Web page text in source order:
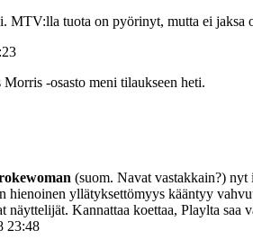
MTV:lla tuota on pyörinyt, mutta ei jaksa
‑osasto meni tilaukseen heti.
(suom. Navat vastakkain?) nyt
hienoinen yllätyksettömyys kääntyy
näyttelijät. Kannattaa koettaa, Playlta saa
23:48